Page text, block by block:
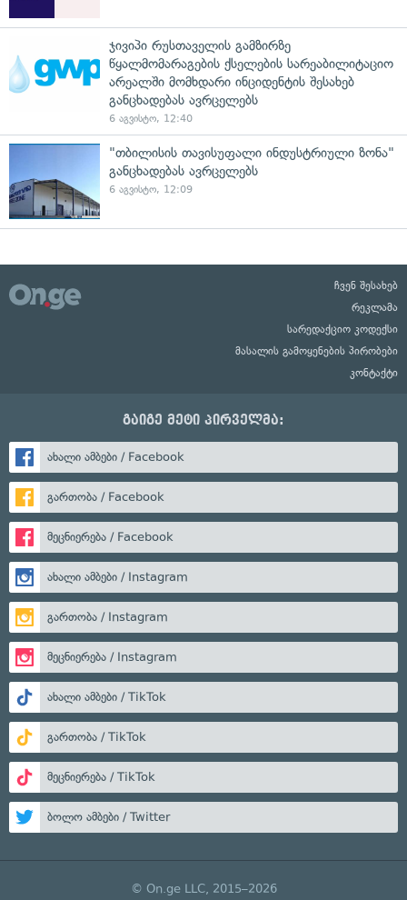
ჯივიპი რუსთაველის გამზირზე
წყალმომარაგების ქსელების სარეაბილიტაციო
არეალში მომხდარი ინციდენტის შესახებ
განცხადებას ავრცელებს
6 აგვისტო, 12:40
"თბილისის თავისუფალი ინდუსტრიული ზონა"
განცხადებას ავრცელებს
6 აგვისტო, 12:09
ჩვენ შესახებ
რეკლამა
სარედაქციო კოდექსი
მასალის გამოყენების პირობები
კონტაქტი
გაიგე მეტი პირველმა:
ახალი ამბები / Facebook
გართობა / Facebook
მეცნიერება / Facebook
ახალი ამბები / Instagram
გართობა / Instagram
მეცნიერება / Instagram
ახალი ამბები / TikTok
გართობა / TikTok
მეცნიერება / TikTok
ბოლო ამბები / Twitter
© On.ge LLC, 2015–2026